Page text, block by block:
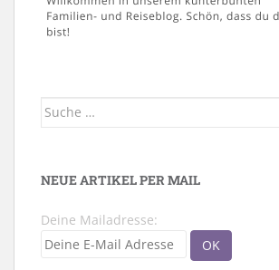
Suche
NEUE ARTIKEL PER MAIL
Deine Mailadresse: